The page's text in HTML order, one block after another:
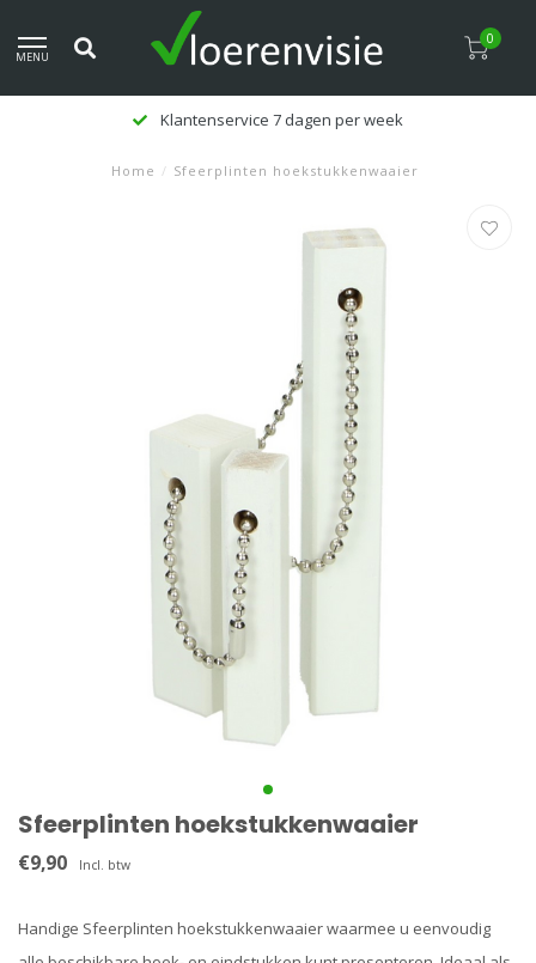
MENU
0
Klantenservice 7 dagen per week
Home / Sfeerplinten hoekstukkenwaaier
Sfeerplinten hoekstukkenwaaier
€9,90 Incl. btw
Handige Sfeerplinten hoekstukkenwaaier waarmee u eenvoudig